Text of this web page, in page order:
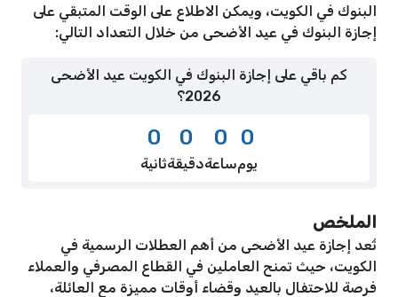
البنوك في الكويت، ويمكن الاطلاع على الوقت المتبقي على
إجازة البنوك في عيد الأضحى من خلال التعداد التالي:
كم باقي على إجازة البنوك في الكويت عيد الأضحى
2026؟
0
يوم
0
ساعة
0
دقيقة
0
ثانية
الملخص
تُعد إجازة عيد الأضحى من أهم العطلات الرسمية في
الكويت، حيث تمنح العاملين في القطاع المصرفي والعملاء
فرصة للاحتفال بالعيد وقضاء أوقات مميزة مع العائلة،